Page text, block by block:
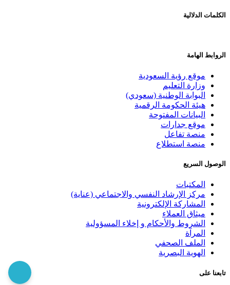
الكلمات الدلالية
الروابط الهامة
موقع رؤية السعودية
وزارة التعليم
البوابة الوطنية (سعودي)
هيئة الحكومة الرقمية
البيانات المفتوحة
موقع جدارات
منصة تفاعل
منصة استطلاع
الوصول السريع
المكتبات
مركز الإرشاد النفسي والاجتماعي (عناية)
المشاركة الإلكترونية
ميثاق العملاء
الشروط والأحكام و إخلاء المسؤولية
المرآة
الملف الصحفي
الهوية البصرية
تابعنا على